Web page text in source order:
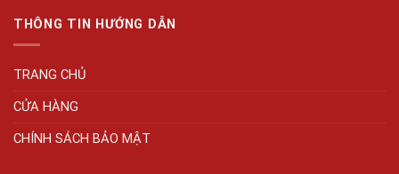
THÔNG TIN HƯỚNG DẪN
TRANG CHỦ
CỬA HÀNG
CHÍNH SÁCH BẢO MẬT